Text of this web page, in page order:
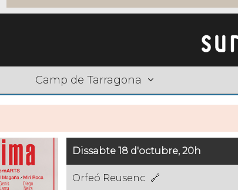
Camp de Tarragona
Dissabte 18 d'octubre, 20h
Orfeó Reusenc